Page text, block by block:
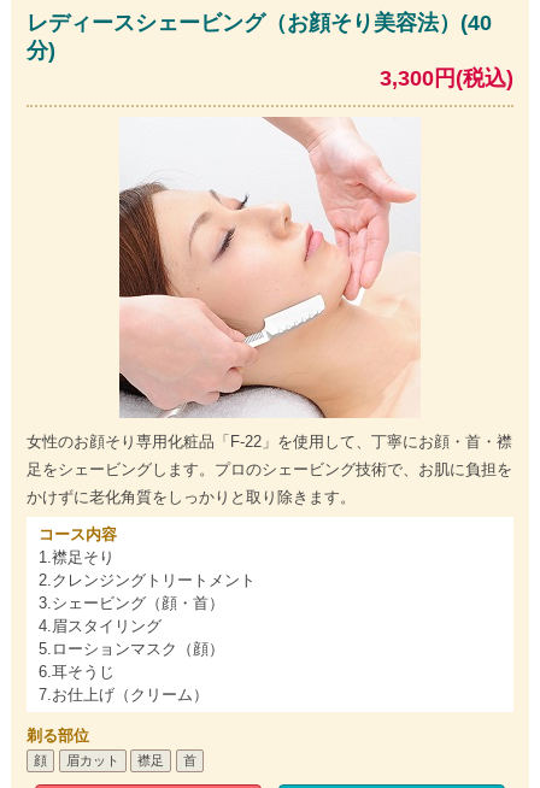
レディースシェービング（お顔そり美容法）(40
分)
3,300円(税込)
女性のお顔そり専用化粧品「F-22」を使用して、丁寧にお顔・首・襟
足をシェービングします。プロのシェービング技術で、お肌に負担を
かけずに老化角質をしっかりと取り除きます。
コース内容
1.襟足そり
2.クレンジングトリートメント
3.シェービング（顔・首）
4.眉スタイリング
5.ローションマスク（顔）
6.耳そうじ
7.お仕上げ（クリーム）
剃る部位
顔 眉カット 襟足 首